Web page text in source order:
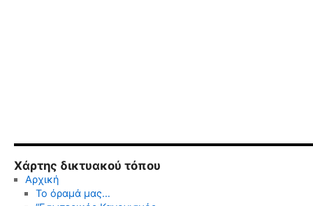
Χάρτης δικτυακού τόπου
Αρχική
Το όραμά μας…